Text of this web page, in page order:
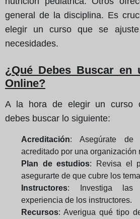
general de la disciplina. Es
elegir un curso que se
necesidades.
¿Qué Debes Buscar en
Online?
A la hora de elegir un curso
debes buscar lo siguiente:
Acreditación: Asegúrate
acreditado por una organización
Plan de estudios: Revisa el
asegurarte de que cubre los
Instructores: Investiga las
experiencia de los instructores.
Recursos: Averigua qué tipo